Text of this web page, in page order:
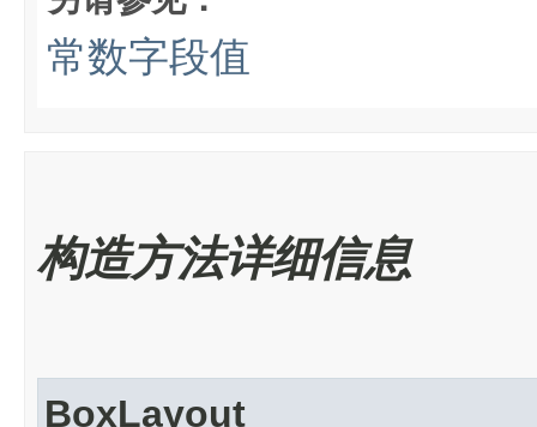
常数字段值
构造方法详细信息
BoxLayout